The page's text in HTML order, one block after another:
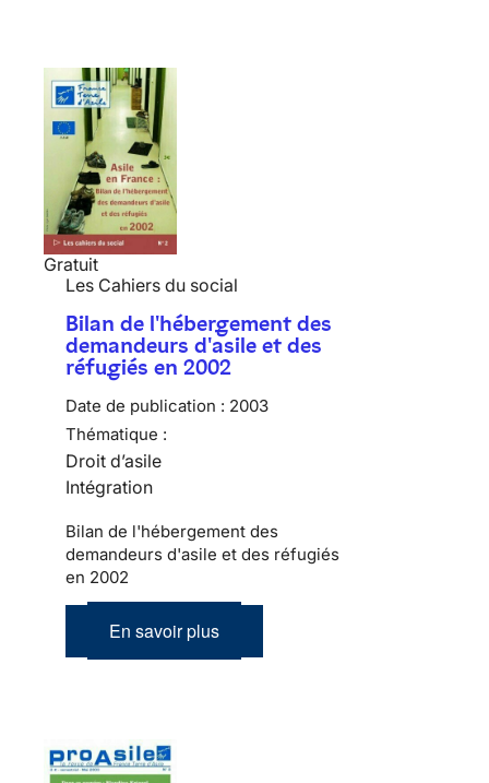
Gratuit
Les Cahiers du social
Bilan de l'hébergement des
demandeurs d'asile et des
réfugiés en 2002
Date de publication : 2003
Thématique :
Droit d’asile
Intégration
Bilan de l'hébergement des
demandeurs d'asile et des réfugiés
en 2002
En savoir plus